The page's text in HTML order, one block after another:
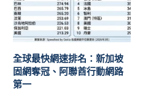
全球最快網速排名：新加坡
固網奪冠、阿聯酋行動網路
第一